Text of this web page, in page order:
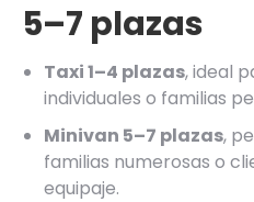
5–7 plazas
Taxi 1–4 plazas, ideal
individuales o familias
Minivan 5–7 plazas,
familias numerosas o
equipaje.